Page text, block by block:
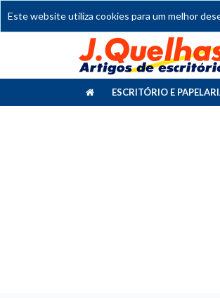
Este website utiliza cookies para um melhor
ESCRITÓRIO E